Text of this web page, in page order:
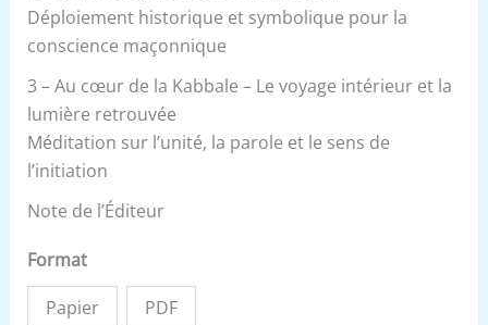
Déploiement historique et symbolique pour la
conscience maçonnique
3 – Au cœur de la Kabbale – Le voyage intérieur et la
lumière retrouvée
Méditation sur l’unité, la parole et le sens de
l’initiation
Note de l’Éditeur
Format
Papier PDF